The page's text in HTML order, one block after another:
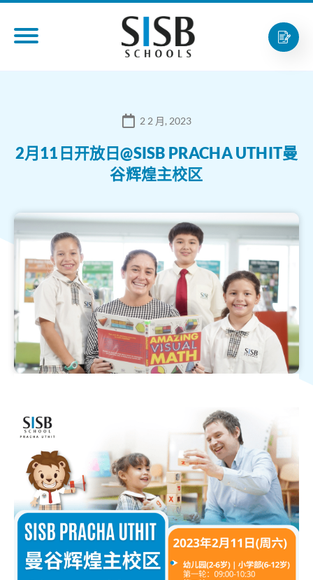
2 2 月, 2023
2月11日开放日@SISB PRACHA UTHIT曼
谷辉煌主校区